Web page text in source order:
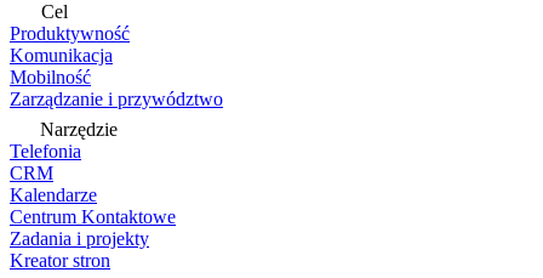
Cel
Produktywność
Komunikacja
Mobilność
Zarządzanie i przywództwo
Narzędzie
Telefonia
CRM
Kalendarze
Centrum Kontaktowe
Zadania i projekty
Kreator stron